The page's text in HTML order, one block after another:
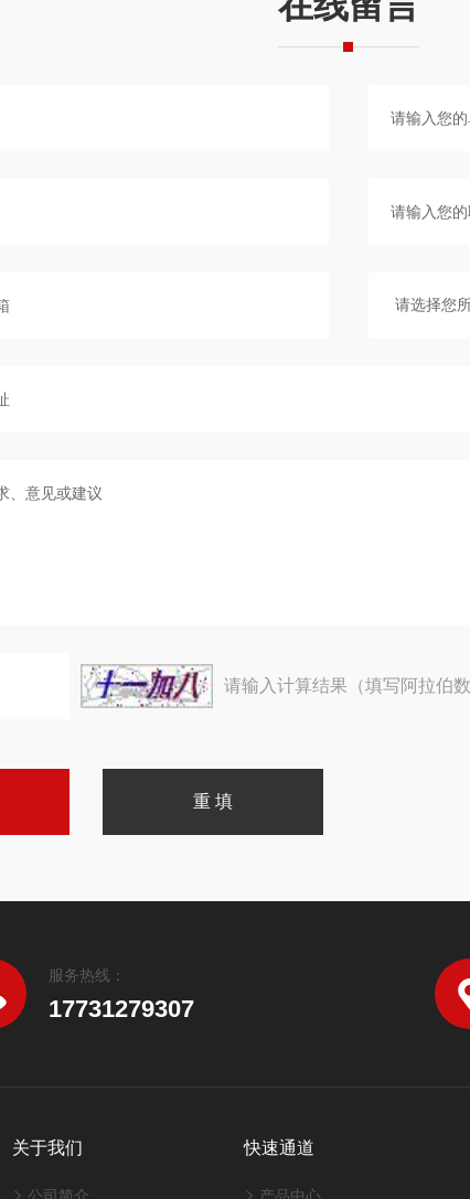
请输入计算结果（填写阿拉伯
服务热线：
17731279307
关于我们 快速通道